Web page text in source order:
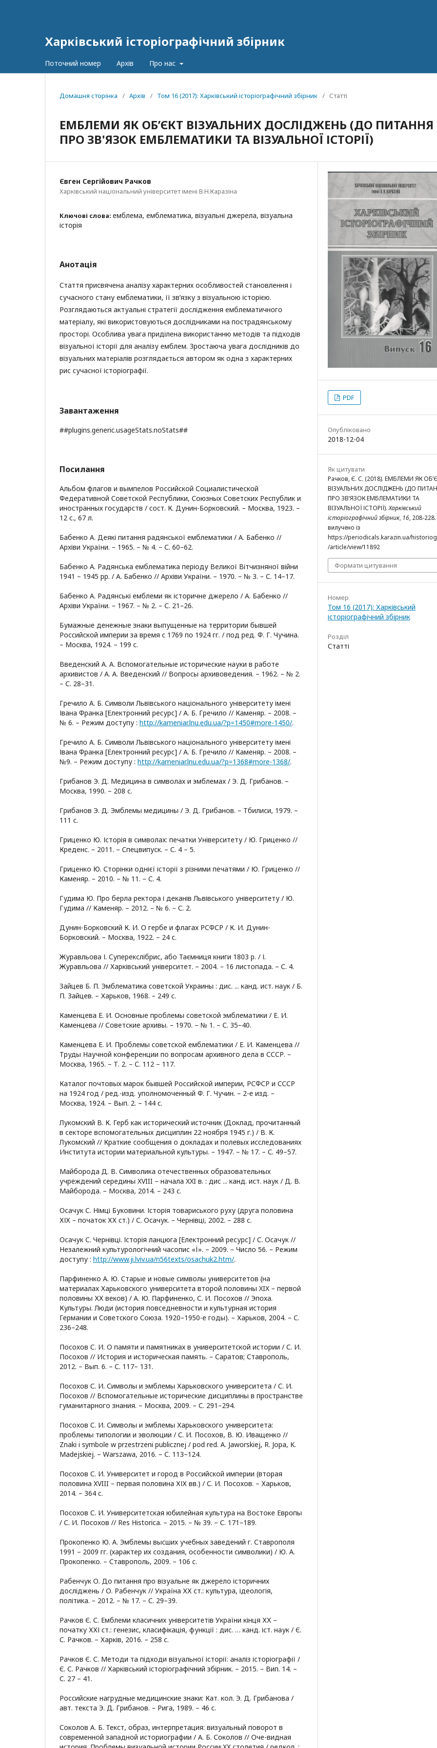
Харківський історіографічний збірник
Поточний номер Архів Про нас
Домашня сторінка / Архів / Том 16 (2017): Харківський історіографічний збірник / Статті
ЕМБЛЕМИ ЯК ОБ’ЄКТ ВІЗУАЛЬНИХ ДОСЛІДЖЕНЬ (ДО ПИТАННЯ
ПРО ЗВ'ЯЗОК ЕМБЛЕМАТИКИ ТА ВІЗУАЛЬНОЇ ІСТОРІЇ)
Євген Сергійович Рачков
Харківський національний університет імені В.Н.Каразіна
Ключові слова: емблема, емблематика, візуальні джерела, візуальна
історія
Анотація
Стаття присвячена аналізу характерних особливостей становлення і
сучасного стану емблематики, її зв’язку з візуальною історією.
Розглядаються актуальні стратегії дослідження емблематичного
матеріалу, які використовуються дослідниками на пострадянському
просторі. Особлива увага приділена використанню методів та підходів
візуальної історії для аналізу емблем. Зростаюча увага дослідників до
візуальних матеріалів розглядається автором як одна з характерних
рис сучасної історіографії.
Завантаження
##plugins.generic.usageStats.noStats##
Посилання
Альбом флагов и вымпелов Российской Социалистической
Федеративной Советской Республики, Союзных Советских Республик и
иностранных государств / сост. К. Дунин-Борковский. – Москва, 1923. –
12 с., 67 л.
Бабенко А. Деякі питання радянської емблематики / А. Бабенко //
Архіви України. – 1965. – № 4. – С. 60–62.
Бабенко А. Радянська емблематика періоду Великої Вітчизняної війни
1941 – 1945 pp. / А. Бабенко // Архіви України. – 1970. – № 3. – С. 14–17.
Бабенко А. Радянські емблеми як історичне джерело / А. Бабенко //
Архіви України. – 1967. – № 2. – С. 21–26.
Бумажные денежные знаки выпущенные на территории бывшей
Российской империи за время с 1769 по 1924 гг. / под ред. Ф. Г. Чучина.
– Москва, 1924. – 199 с.
Введенский А. А. Вспомогательные исторические науки в работе
архивистов / А. А. Введенский // Вопросы архивоведения. – 1962. – № 2.
– С. 28–31.
Гречило А. Б. Символи Львівського національного університету імені
Івана Франка [Електронний ресурс] / А. Б. Гречило // Каменяр. – 2008. –
№ 6. – Режим доступу : http://kameniar.lnu.edu.ua/?p=1450#more-1450/.
Гречило А. Б. Символи Львівського національного університету імені
Івана Франка [Електронний ресурс] / А. Б. Гречило // Каменяр. – 2008. –
№9. – Режим доступу : http://kameniar.lnu.edu.ua/?p=1368#more-1368/.
Грибанов Э. Д. Медицина в символах и эмблемах / Э. Д. Грибанов. –
Москва, 1990. – 208 с.
Грибанов Э. Д. Эмблемы медицины / Э. Д. Грибанов. – Тбилиси, 1979. –
111 с.
Гриценко Ю. Історія в символах: печатки Університету / Ю. Гриценко //
Креденс. – 2011. – Спецвипуск. – С. 4 – 5.
Гриценко Ю. Сторінки однієї історії з різними печатями / Ю. Гриценко //
Каменяр. – 2010. – № 11. – С. 4.
Гудима Ю. Про берла ректора і деканів Львівського університету / Ю.
Гудима // Каменяр. – 2012. – № 6. – С. 2.
Дунин-Борковский К. И. О гербе и флагах РСФСР / К. И. Дунин-
Борковский. – Москва, 1922. – 24 с.
Журавльова І. Суперекслібрис, або Таємниця книги 1803 р. / І.
Журавльова // Харківський університет. – 2004. – 16 листопада. – С. 4.
Зайцев Б. П. Эмблематика советской Украины : дис. ... канд. ист. наук / Б.
П. Зайцев. – Харьков, 1968. – 249 с.
Каменцева Е. И. Основные проблемы советской эмблематики / Е. И.
Каменцева // Советские архивы. – 1970. – № 1. – С. 35–40.
Каменцева Е. И. Проблемы советской емблематики / Е. И. Каменцева //
Труды Научной конференции по вопросам архивного дела в СССР. –
Москва, 1965. – Т. 2. – С. 112 – 117.
Каталог почтовых марок бывшей Российской империи, РСФСР и СССР
на 1924 год / ред.-изд. уполномоченный Ф. Г. Чучин. – 2-е изд. –
Москва, 1924. – Вып. 2. – 144 с.
Лукомский В. К. Герб как исторический источник (Доклад, прочитанный
в секторе вспомогательных дисциплин 22 ноября 1945 г.) / В. К.
Лукомский // Краткие сообщения о докладах и полевых исследованиях
Института истории материальной культуры. – 1947. – № 17. – С. 49–57.
Майборода Д. В. Символика отечественных образовательных
учреждений середины XVIII – начала XXI в. : дис ... канд. ист. наук / Д. В.
Майборода. – Москва, 2014. – 243 с.
Осачук C. Німці Буковини. Історія товариського руху (друга половина
ХІХ – початок ХХ ст.) / С. Осачук. – Чернівці, 2002. – 288 с.
Осачук С. Чернівці. Історія ланцюга [Електронний ресурс] / С. Осачук //
Незалежний культурологічний часопис «Ї». – 2009. – Число 56. – Режим
доступу : http://www.ji.lviv.ua/n56texts/osachuk2.htm/.
Парфиненко А. Ю. Старые и новые символы университетов (на
материалах Харьковского университета второй половины XIX – первой
половины ХХ веков) / А. Ю. Парфиненко, С. И. Посохов // Эпоха.
Культуры. Люди (история повседневности и культурная история
Германии и Советского Союза. 1920–1950-е годы). – Харьков, 2004. – C.
236–248.
Посохов С. И. О памяти и памятниках в университетской истории / С. И.
Посохов // История и историческая память. – Саратов; Ставрополь,
2012. – Вып. 6. – С. 117– 131.
Посохов С. И. Символы и эмблемы Харьковского университета / С. И.
Посохов // Вспомогательные исторические дисциплины в пространстве
гуманитарного знания. – Москва, 2009. – С. 291–294.
Посохов С. И. Символы и эмблемы Харьковского университета:
проблемы типологии и эволюции / С. И. Посохов, В. Ю. Иващенко //
Znaki i symbole w przestrzeni publicznej / рod red. A. Jaworskiej, R. Jopa, K.
Madejskiej. – Warszawa, 2016. – С. 113–124.
Посохов С. И. Университет и город в Российской империи (вторая
половина XVIII – первая половина ХІХ вв.) / С. И. Посохов. – Харьков,
2014. – 364 с.
Посохов С. И. Университетская юбилейная культура на Востоке Европы
/ С. И. Посохов // Res Historica. – 2015. – № 39. – С. 171–189.
Прокопенко Ю. А. Эмблемы высших учебных заведений г. Ставрополя
1991 – 2009 гг. (характер их создания, особенности символики) / Ю. А.
Прокопенко. – Ставрополь, 2009. – 106 с.
Рабенчук О. До питання про візуальне як джерело історичних
досліджень / О. Рабенчук // Україна ХХ ст.: культура, ідеологія,
політика. – 2012. – № 17. – С. 29–39.
Рачков Є. С. Емблеми класичних університетів України кінця ХХ –
початку ХХІ ст.: генезис, класифікація, функції : дис. … канд. іст. наук / Є.
С. Рачков. – Харків, 2016. – 258 с.
Рачков Є. С. Методи та підходи візуальної історії: аналіз історіографії /
Є. С. Рачков // Харківський історіографічний збірник. – 2015. – Вип. 14. –
С. 27 – 41.
Российские нагрудные медицинские знаки: Кат. кол. Э. Д. Грибанова /
авт. текста Э. Д. Грибанов. – Рига, 1989. – 46 с.
Соколов А. Б. Текст, образ, интерпретация: визуальный поворот в
современной западной историографии / А. Б. Соколов // Оче-видная
PDF
Опубліковано
2018-12-04
Як цитувати
Рачков, Є. С. (2018). ЕМБЛЕМИ ЯК
ВІЗУАЛЬНИХ ДОСЛІДЖЕНЬ (ДО
ПРО ЗВ’ЯЗОК ЕМБЛЕМАТИКИ ТА
ВІЗУАЛЬНОЇ ІСТОРІЇ).Харківський
історіографічний збірник, 16, 208-228.
вилучено із
https://periodicals.karazin.ua/
/article/view/11892
Формати цитування
Номер
Том 16 (2017): Харківський
історіографічний збірник
Розділ
Статті